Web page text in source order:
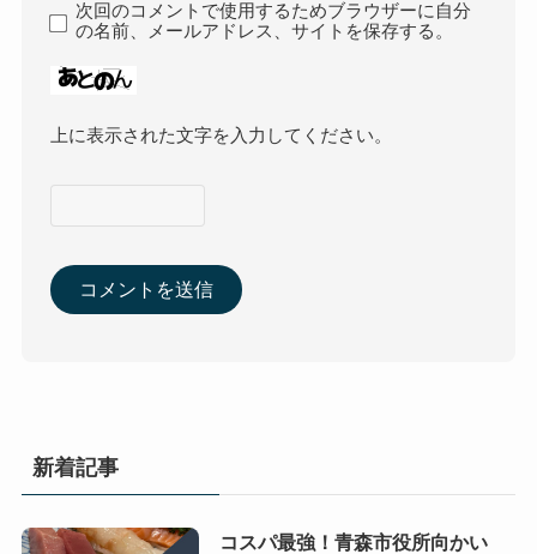
次回のコメントで使用するためブラウザーに自分
の名前、メールアドレス、サイトを保存する。
上に表示された文字を入力してください。
新着記事
コスパ最強！青森市役所向かい